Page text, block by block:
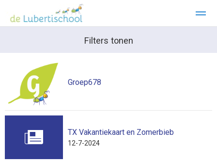
Welkom Lubertischool Texel Kopwerk
Home
Filters tonen
Groep678
TX Vakantiekaart en Zomerbieb
12-7-2024